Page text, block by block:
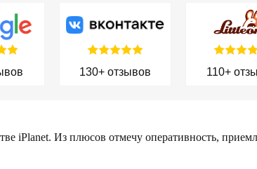
110+
130+ отзывов
iPlanet. Из плюсов отмечу оперативность,